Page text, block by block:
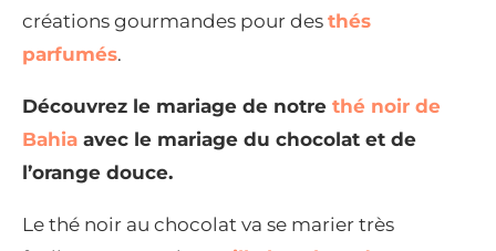
créations gourmandes pour des thés
parfumés.
Découvrez le mariage de notre thé noir de
Bahia avec le mariage du chocolat et de
l’orange douce.
Le thé noir au chocolat va se marier très